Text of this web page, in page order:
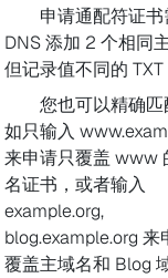
申请通配符证
DNS 添加 2 个相同
但记录值不同的
您也可以精确
如只输入
来申请只覆盖 www
名证书，或者输入
example.org,
blog.example.org 来
覆盖主域名和 Blog